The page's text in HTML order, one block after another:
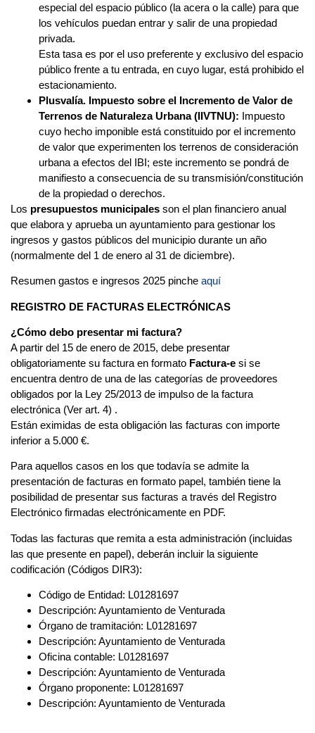
especial del espacio público (la acera o la calle) para que
los vehículos puedan entrar y salir de una propiedad
privada.
Esta tasa es por el uso preferente y exclusivo del espacio
público frente a tu entrada, en cuyo lugar, está prohibido el
estacionamiento.
Plusvalía. Impuesto sobre el Incremento de Valor de
Terrenos de Naturaleza Urbana (IIVTNU): Impuesto
cuyo hecho imponible está constituido por el incremento
de valor que experimenten los terrenos de consideración
urbana a efectos del IBI; este incremento se pondrá de
manifiesto a consecuencia de su transmisión/constitución
de la propiedad o derechos.
Los presupuestos municipales son el plan financiero anual
que elabora y aprueba un ayuntamiento para gestionar los
ingresos y gastos públicos del municipio durante un año
(normalmente del 1 de enero al 31 de diciembre).
Resumen gastos e ingresos 2025 pinche aquí
REGISTRO DE FACTURAS ELECTRÓNICAS
¿Cómo debo presentar mi factura?
A partir del 15 de enero de 2015, debe presentar
obligatoriamente su factura en formato Factura-e si se
encuentra dentro de una de las categorías de proveedores
obligados por la Ley 25/2013 de impulso de la factura
electrónica (Ver art. 4) .
Están eximidas de esta obligación las facturas con importe
inferior a 5.000 €.
Para aquellos casos en los que todavía se admite la
presentación de facturas en formato papel, también tiene la
posibilidad de presentar sus facturas a través del Registro
Electrónico firmadas electrónicamente en PDF.
Todas las facturas que remita a esta administración (incluidas
las que presente en papel), deberán incluir la siguiente
codificación (Códigos DIR3):
Código de Entidad: L01281697
Descripción: Ayuntamiento de Venturada
Órgano de tramitación: L01281697
Descripción: Ayuntamiento de Venturada
Oficina contable: L01281697
Descripción: Ayuntamiento de Venturada
Órgano proponente: L01281697
Descripción: Ayuntamiento de Venturada